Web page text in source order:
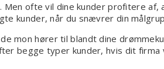
ofte vil dine kunder profitere af,
kunder, når du snævrer din
mon hører til blandt dine
begge typer kunder, hvis dit